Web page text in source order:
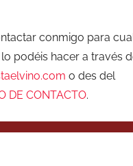
conmigo para
podéis hacer a través
o des del
DE CONTACTO.